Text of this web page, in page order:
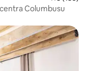
Columbusu